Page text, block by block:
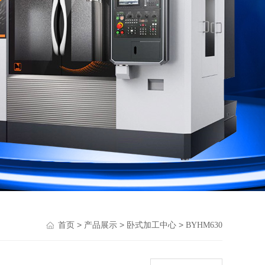
首页 > 产品展示 > 卧式加工中心 > BYHM630